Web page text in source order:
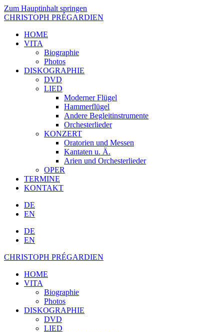
Zum Hauptinhalt springen
CHRISTOPH PRÉGARDIEN
HOME
VITA
Biographie
Photos
DISKOGRAPHIE
DVD
LIED
Moderner Flügel
Hammerflügel
Andere Begleitinstrumente
Orchesterlieder
KONZERT
Oratorien und Messen
Kantaten u. Ä.
Arien und Orchesterlieder
OPER
TERMINE
KONTAKT
DE
EN
DE
EN
CHRISTOPH PRÉGARDIEN
HOME
VITA
Biographie
Photos
DISKOGRAPHIE
DVD
LIED